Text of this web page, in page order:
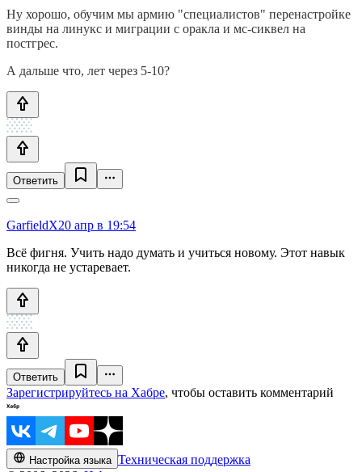
Ну хорошо, обучим мы армию "специалистов" перенастройке
винды на линукс и миграции с оракла и мс-сиквел на
постгрес.
А дальше что, лет через 5-10?
Ответить
GarfieldX20 апр в 19:54
Всё фигня. Учить надо думать и учиться новому. Этот навык
никогда не устаревает.
Ответить
Зарегистрируйтесь на Хабре, чтобы оставить комментарий
Настройка языка Техническая поддержка